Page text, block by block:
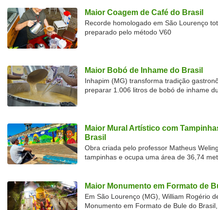
Maior Coagem de Café do Brasil
Recorde homologado em São Lourenço
preparado pelo método V60
Maior Bobó de Inhame do Brasil
Inhapim (MG) transforma tradição
preparar 1.006 litros de bobó de inhame
Maior Mural Artístico com
Brasil
Obra criada pelo professor Matheus
tampinhas e ocupa uma área de 36,74
Maior Monumento em Formato de
Em São Lourenço (MG), William Rogério
Monumento em Formato de Bule do